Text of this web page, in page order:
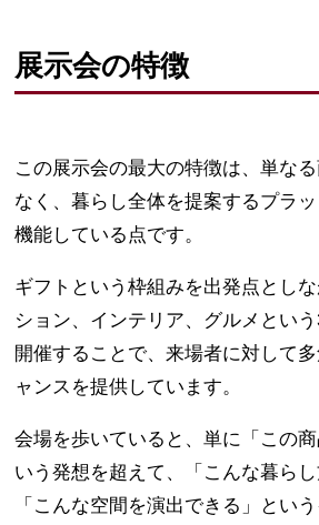
展示会の特徴
この展示会の最大の特徴は、単な
なく、暮らし全体を提案するプラ
機能している点です。
ギフトという枠組みを出発点とし
ション、インテリア、グルメとい
開催することで、来場者に対して
ャンスを提供しています。
会場を歩いていると、単に「この
いう発想を超えて、「こんな暮らし
「こんな空間を演出できる」とい